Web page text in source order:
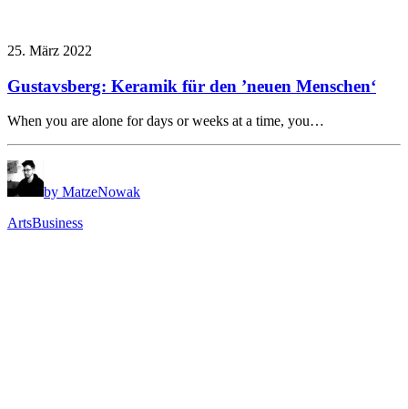
25. März 2022
Gustavsberg: Keramik für den ’neuen Menschen‘
When you are alone for days or weeks at a time, you…
by MatzeNowak
ArtsBusiness